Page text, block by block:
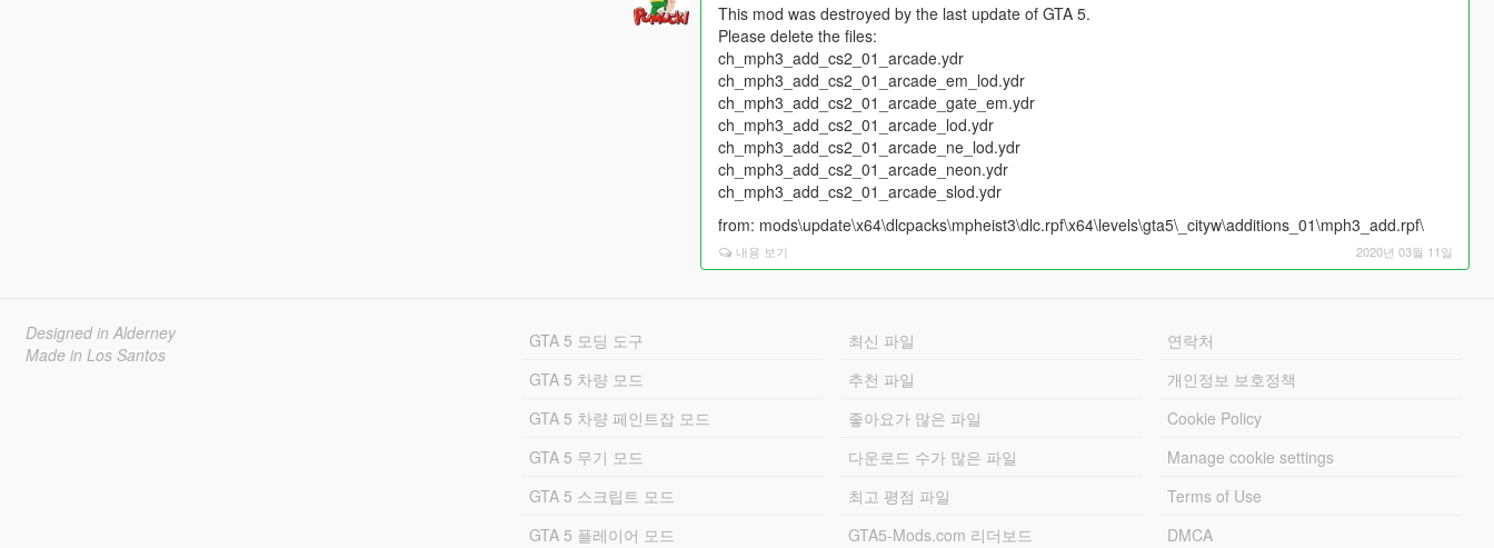
This mod was destroyed by the last update of GTA 5.
Please delete the files:
ch_mph3_add_cs2_01_arcade.ydr
ch_mph3_add_cs2_01_arcade_em_lod.ydr
ch_mph3_add_cs2_01_arcade_gate_em.ydr
ch_mph3_add_cs2_01_arcade_lod.ydr
ch_mph3_add_cs2_01_arcade_ne_lod.ydr
ch_mph3_add_cs2_01_arcade_neon.ydr
ch_mph3_add_cs2_01_arcade_slod.ydr
from: mods\update\x64\dlcpacks\mpheist3\dlc.rpf\x64\levels\gta5\_cityw\additions_01\mph3_add.rpf\
내용 보기 2020년 03월 11일
Designed in Alderney
Made in Los Santos
GTA 5 모딩 도구
GTA 5 차량 모드
GTA 5 차량 페인트잡 모드
GTA 5 무기 모드
GTA 5 스크립트 모드
GTA 5 플레이어 모드
최신 파일
추천 파일
좋아요가 많은 파일
다운로드 수가 많은 파일
최고 평점 파일
GTA5-Mods.com 리더보드
연락처
개인정보 보호정책
Cookie Policy
Manage cookie settings
Terms of Use
DMCA